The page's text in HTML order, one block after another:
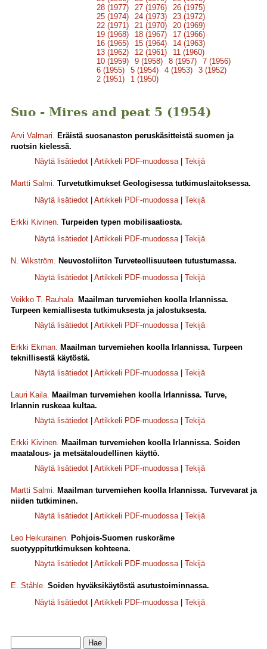
28 (1977)
27 (1976)
26 (1975)
25 (1974)
24 (1973)
23 (1972)
22 (1971)
21 (1970)
20 (1969)
19 (1968)
18 (1967)
17 (1966)
16 (1965)
15 (1964)
14 (1963)
13 (1962)
12 (1961)
11 (1960)
10 (1959)
9 (1958) 8 (1957)
7 (1956)
6 (1955)
5 (1954) 4 (1953)
3 (1952)
2 (1951)
1 (1950)
Suo - Mires and peat 5 (1954)
Arvi Valmari. Eräistä suosanaston peruskäsitteistä suomen ja
ruotsin kielessä.
Näytä lisätiedot
Artikkeli PDF-muodossa| Tekijä
Martti Salmi. Turvetutkimukset Geologisessa tutkimuslaitoksessa.
Näytä lisätiedot
Artikkeli PDF-muodossa| Tekijä
Erkki Kivinen. Turpeiden typen mobilisaatiosta.
Näytä lisätiedot
Artikkeli PDF-muodossa| Tekijä
N. Wikström. Neuvostoliiton Turveteollisuuteen tutustumassa.
Näytä lisätiedot
Artikkeli PDF-muodossa| Tekijä
Veikko T. Rauhala. Maailman turvemiehen koolla Irlannissa.
Turpeen kemiallisesta tutkimuksesta ja jalostuksesta.
Näytä lisätiedot
Artikkeli PDF-muodossa| Tekijä
Erkki Ekman. Maailman turvemiehen koolla Irlannissa. Turpeen
teknillisestä käytöstä.
Näytä lisätiedot
Artikkeli PDF-muodossa| Tekijä
Lauri Kaila. Maailman turvemiehen koolla Irlannissa. Turve,
Irlannin ruskeaa kultaa.
Näytä lisätiedot
Artikkeli PDF-muodossa| Tekijä
Erkki Kivinen. Maailman turvemiehen koolla Irlannissa. Soiden
maatalous- ja metsätaloudellinen käyttö.
Näytä lisätiedot
Artikkeli PDF-muodossa| Tekijä
Martti Salmi. Maailman turvemiehen koolla Irlannissa. Turvevarat ja
niiden tutkiminen.
Näytä lisätiedot
Artikkeli PDF-muodossa| Tekijä
Leo Heikurainen. Pohjois-Suomen ruskoräme
suotyyppitutkimuksen kohteena.
Näytä lisätiedot
Artikkeli PDF-muodossa| Tekijä
E. Ståhle. Soiden hyväksikäytöstä asutustoiminnassa.
Näytä lisätiedot
Artikkeli PDF-muodossa| Tekijä